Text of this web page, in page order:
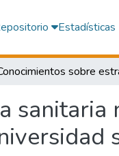
Estadísticas
sanitaria